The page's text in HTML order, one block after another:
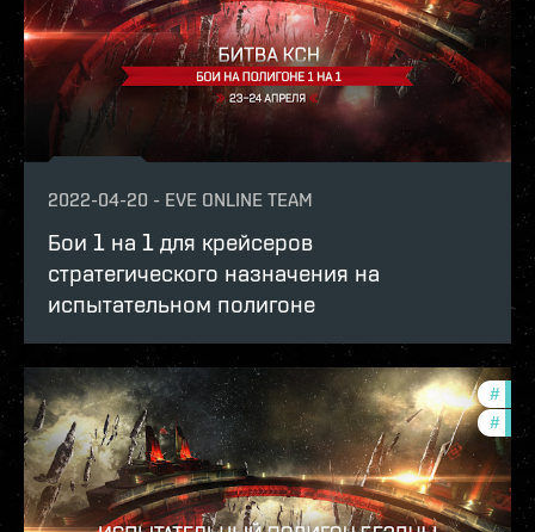
2022-04-20 - EVE ONLINE TEAM
Бои 1 на 1 для крейсеров
стратегического назначения на
испытательном полигоне
#
#